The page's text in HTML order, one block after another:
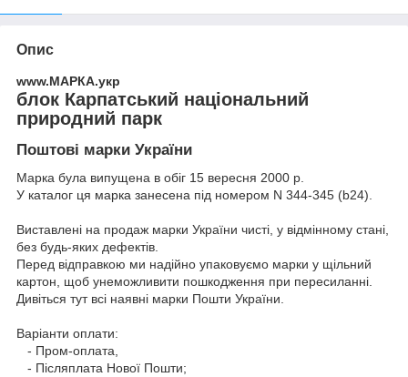
Опис
www.МАРКА.укр
блок Карпатський національний
природний парк
Поштові марки України
Марка була випущена в обіг 15 вересня 2000 р.
У каталог ця марка занесена під номером N 344-345 (b24).
Виставлені на продаж марки України чисті, у відмінному стані,
без будь-яких дефектів.
Перед відправкою ми надійно упаковуємо марки у щільний
картон, щоб унеможливити пошкодження при пересиланні.
Дивіться тут всі наявні марки Пошти України.
Варіанти оплати:
- Пром-оплата,
- Післяплата Нової Пошти;